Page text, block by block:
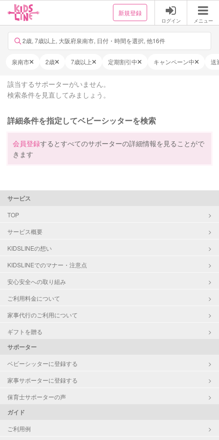
新規登録
ログイン メニュー
2歳, 7歳以上, 大阪府泉南市, 日付・時間を選択, 他16件
泉南市 2歳 7歳以上 定期割引中 キャンペーン中 送
該当するサポーターがいません。
検索条件を見直してみましょう。
詳細条件を指定してベビーシッターを検索
会員登録するとすべてのサポーターの詳細情報を見ることがで
きます
サービス
TOP
サービス概要
KIDSLINEの想い
KIDSLINEでのマナー・注意点
安心安全への取り組み
ご利用料金について
家事代行のご利用について
ギフトを贈る
サポーター
ベビーシッターに登録する
家事サポーターに登録する
保育士サポーターの声
ガイド
ご利用例